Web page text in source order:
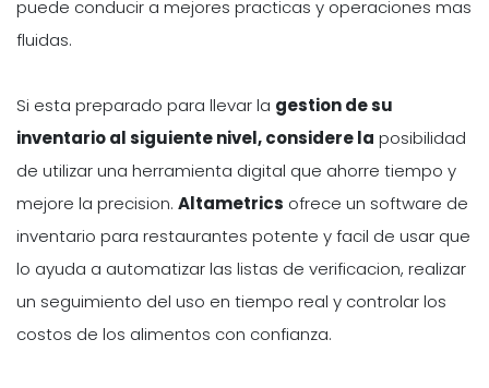
puede conducir a mejores practicas y operaciones mas
fluidas.
Si esta preparado para llevar la gestion de su
inventario al siguiente nivel, considere la posibilidad
de utilizar una herramienta digital que ahorre tiempo y
mejore la precision. Altametrics ofrece un software de
inventario para restaurantes potente y facil de usar que
lo ayuda a automatizar las listas de verificacion, realizar
un seguimiento del uso en tiempo real y controlar los
costos de los alimentos con confianza.